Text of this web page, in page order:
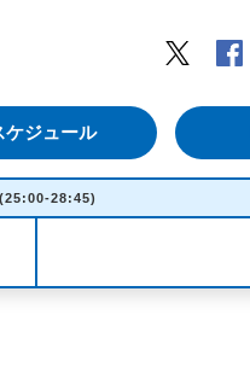
Twitter
ケジュール
(25:00-28:45)